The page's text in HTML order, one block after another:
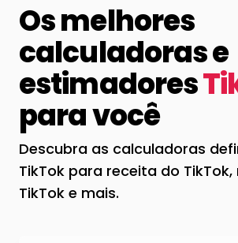
Os melhores
calculadoras e
estimadores
para você
Descubra as calculadoras
TikTok para receita do
TikTok e mais.